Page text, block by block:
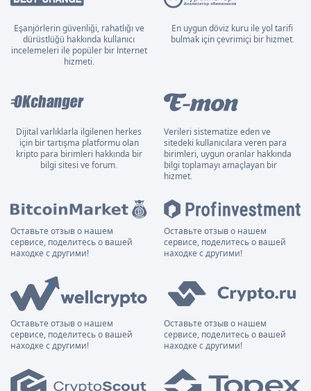
Eşanjörlerin güvenliği, rahatlığı ve
dürüstlüğü hakkında kullanıcı
incelemeleri ile popüler bir İnternet
hizmeti.
En uygun döviz kuru ile yol tarifi
bulmak için çevrimiçi bir hizmet.
Dijital varlıklarla ilgilenen herkes
için bir tartışma platformu olan
kripto para birimleri hakkında bir
bilgi sitesi ve forum.
Verileri sistematize eden ve
sitedeki kullanıcılara veren para
birimleri, uygun oranlar hakkında
bilgi toplamayı amaçlayan bir
hizmet.
Оставьте отзыв о нашем
сервисе, поделитесь о вашей
находке с другими!
Оставьте отзыв о нашем
сервисе, поделитесь о вашей
находке с другими!
Оставьте отзыв о нашем
сервисе, поделитесь о вашей
находке с другими!
Оставьте отзыв о нашем
сервисе, поделитесь о вашей
находке с другими!